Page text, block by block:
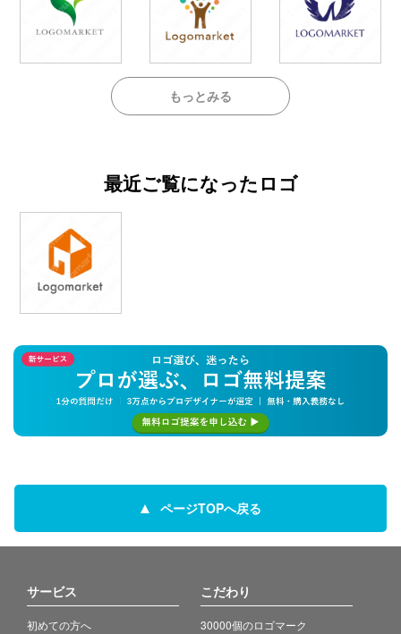
もっとみる
最近ご覧になったロゴ
ページTOPへ戻る
サービス
初めての方へ
こだわり
30000個のロゴマーク